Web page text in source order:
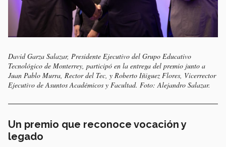
David Garza Salazar, Presidente Ejecutivo del Grupo Educativo
Tecnológico de Monterrey, participó en la entrega del premio junto a
Juan Pablo Murra, Rector del Tec, y Roberto Iñiguez Flores, Vicerrector
Ejecutivo de Asuntos Académicos y Facultad. Foto: Alejandro Salazar.
Un premio que reconoce vocación y
legado